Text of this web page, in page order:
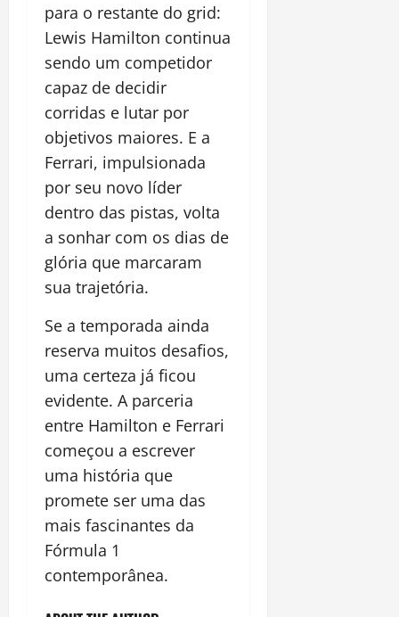
para o restante do grid:
Lewis Hamilton continua
sendo um competidor
capaz de decidir
corridas e lutar por
objetivos maiores. E a
Ferrari, impulsionada
por seu novo líder
dentro das pistas, volta
a sonhar com os dias de
glória que marcaram
sua trajetória.
Se a temporada ainda
reserva muitos desafios,
uma certeza já ficou
evidente. A parceria
entre Hamilton e Ferrari
começou a escrever
uma história que
promete ser uma das
mais fascinantes da
Fórmula 1
contemporânea.